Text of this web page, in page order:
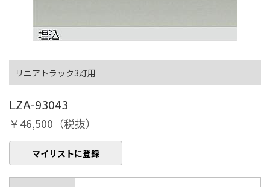
リニアトラック3灯用
LZA-93043
￥46,500（税抜）
マイリストに登録